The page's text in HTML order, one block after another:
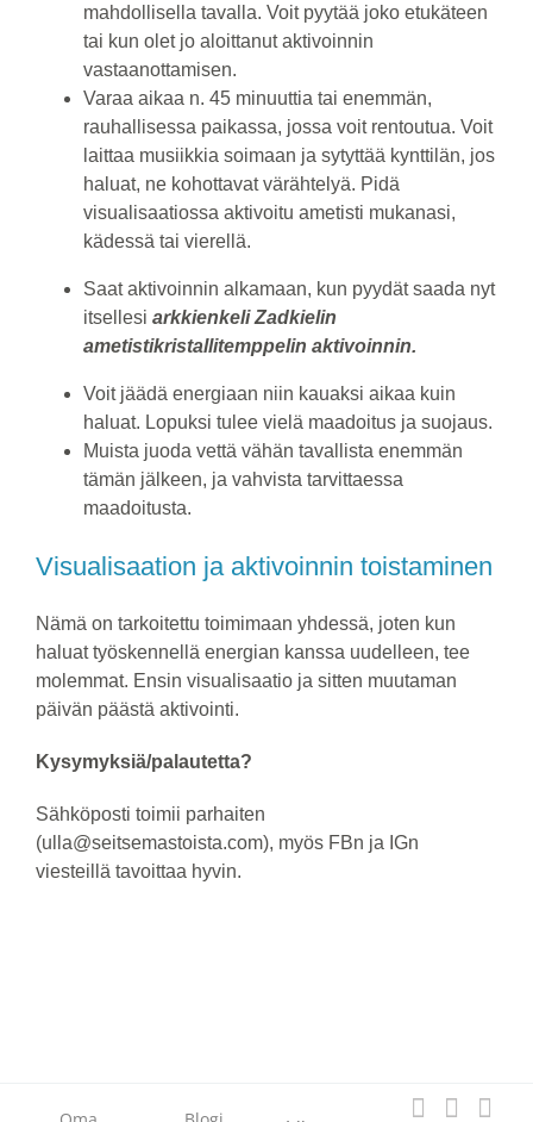
mahdollisella tavalla. Voit pyytää joko etukäteen
tai kun olet jo aloittanut aktivoinnin
vastaanottamisen.
Varaa aikaa n. 45 minuuttia tai enemmän,
rauhallisessa paikassa, jossa voit rentoutua. Voit
laittaa musiikkia soimaan ja sytyttää kynttilän, jos
haluat, ne kohottavat värähtelyä. Pidä
visualisaatiossa aktivoitu ametisti mukanasi,
kädessä tai vierellä.
Saat aktivoinnin alkamaan, kun pyydät saada nyt
itsellesi arkkienkeli Zadkielin
ametistikristallitemppelin aktivoinnin.
Voit jäädä energiaan niin kauaksi aikaa kuin
haluat. Lopuksi tulee vielä maadoitus ja suojaus.
Muista juoda vettä vähän tavallista enemmän
tämän jälkeen, ja vahvista tarvittaessa
maadoitusta.
Visualisaation ja aktivoinnin toistaminen
Nämä on tarkoitettu toimimaan yhdessä, joten kun
haluat työskennellä energian kanssa uudelleen, tee
molemmat. Ensin visualisaatio ja sitten muutaman
päivän päästä aktivointi.
Kysymyksiä/palautetta?
Sähköposti toimii parhaiten
(ulla@seitsemastoista.com), myös FBn ja IGn
viesteillä tavoittaa hyvin.